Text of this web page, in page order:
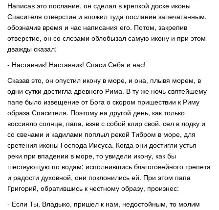
Написав это послание, он сделал в крепкой доске иконы
Спасителя отверстие и вложил туда послание запечатанным,
обозначив время и час написания его. Потом, закрепив
отверстие, он со слезами облобызал самую икону и при этом
дважды сказал:
- Наставник! Наставник! Спаси Себя и нас!
Сказав это, он опустил икону в море, и она, плывя морем, в
одни сутки достигла древнего Рима. В ту же ночь святейшему
папе было извещение от Бога о скором пришествии к Риму
образа Спасителя. Поэтому на другой день, как только
воссияло солнце, папа, взяв с собой клир свой, сел в лодку и
со свечами и кадилами поплыл рекой Тибром в море, для
сретения иконы Господа Иисуса. Когда они достигли устья
реки при впадении в море, то увидели икону, как бы
шествующую по водам; исполнившись благоговейного трепета
и радости духовной, они поклонились ей. При этом папа
Григорий, обратившись к честному образу, произнес:
- Если Ты, Владыко, пришел к нам, недостойным, то молим